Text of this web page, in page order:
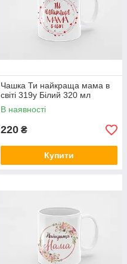
Чашка Ти найкраща мама в
світі 319у Білий 320 мл
В наявності
220 ₴
Купити